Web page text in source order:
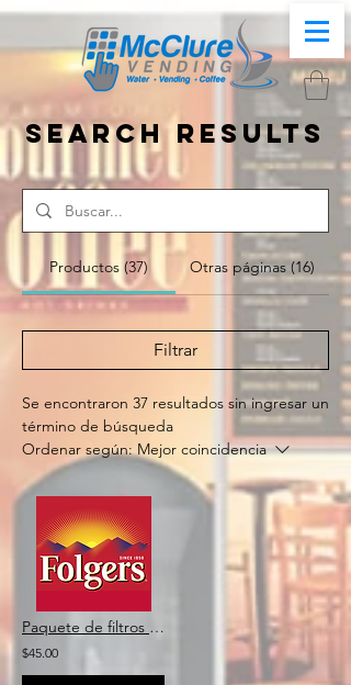
Search Results
Productos (37) Otras páginas (16)
Filtrar
Se encontraron 37 resultados sin ingresar un
término de búsqueda
Ordenar según: Mejor coincidencia
Paquete de filtros de café Folgers
$45.00